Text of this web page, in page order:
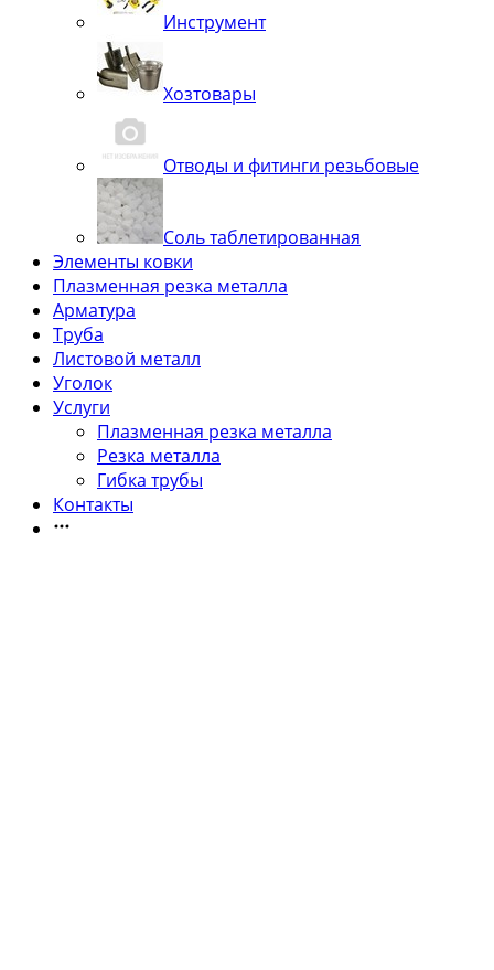
Инструмент
Хозтовары
Отводы и фитинги резьбовые
Соль таблетированная
Элементы ковки
Плазменная резка металла
Арматура
Труба
Листовой металл
Уголок
Услуги
Плазменная резка металла
Резка металла
Гибка трубы
Контакты